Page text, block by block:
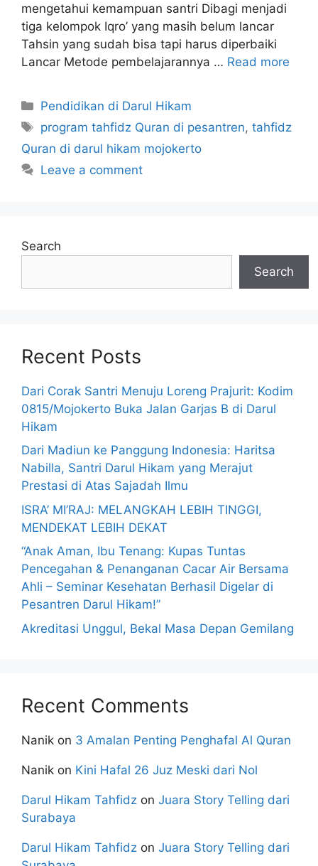
mengetahui kemampuan santri Dibagi menjadi
tiga kelompok Iqro’ yang masih belum lancar
Tahsin yang sudah bisa tapi harus diperbaiki
Lancar Metode pembelajarannya … Read more
Pendidikan di Darul Hikam
program tahfidz Quran di pesantren,tahfidz
Quran di darul hikam mojokerto
Leave a comment
Search
Search
Recent Posts
Dari Corak Santri Menuju Loreng Prajurit: Kodim
0815/Mojokerto Buka Jalan Garjas B di Darul
Hikam
Dari Madiun ke Panggung Indonesia: Haritsa
Nabilla, Santri Darul Hikam yang Merajut
Prestasi di Atas Sajadah Ilmu
ISRA’ MI’RAJ: MELANGKAH LEBIH TINGGI,
MENDEKAT LEBIH DEKAT
“Anak Aman, Ibu Tenang: Kupas Tuntas
Pencegahan & Penanganan Cacar Air Bersama
Ahli – Seminar Kesehatan Berhasil Digelar di
Pesantren Darul Hikam!”
Akreditasi Unggul, Bekal Masa Depan Gemilang
Recent Comments
Nanik on 3 Amalan Penting Penghafal Al Quran
Nanik on Kini Hafal 26 Juz Meski dari Nol
Darul Hikam Tahfidz on Juara Story Telling dari
Surabaya
Darul Hikam Tahfidz on Juara Story Telling dari